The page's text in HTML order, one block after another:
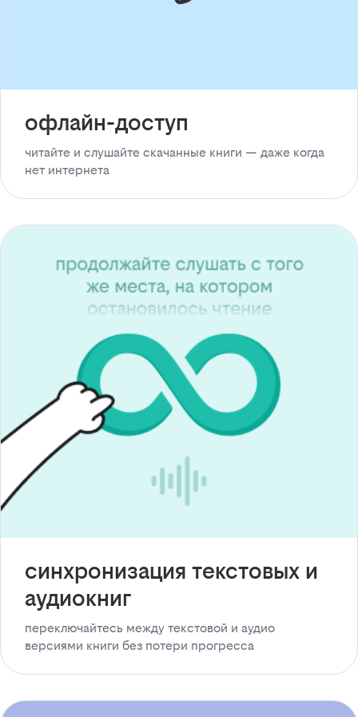
офлайн-доступ
читайте и слушайте скачанные книги — даже когда
нет интернета
синхронизация текстовых и
аудиокниг
переключайтесь между текстовой и аудио
версиями книги без потери прогресса